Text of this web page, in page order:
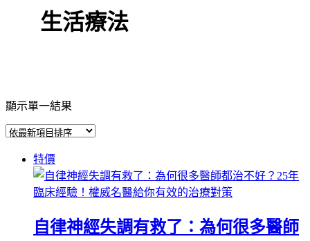
生活療法
顯示單一結果
特價
自律神經失調有救了：為何很多醫師